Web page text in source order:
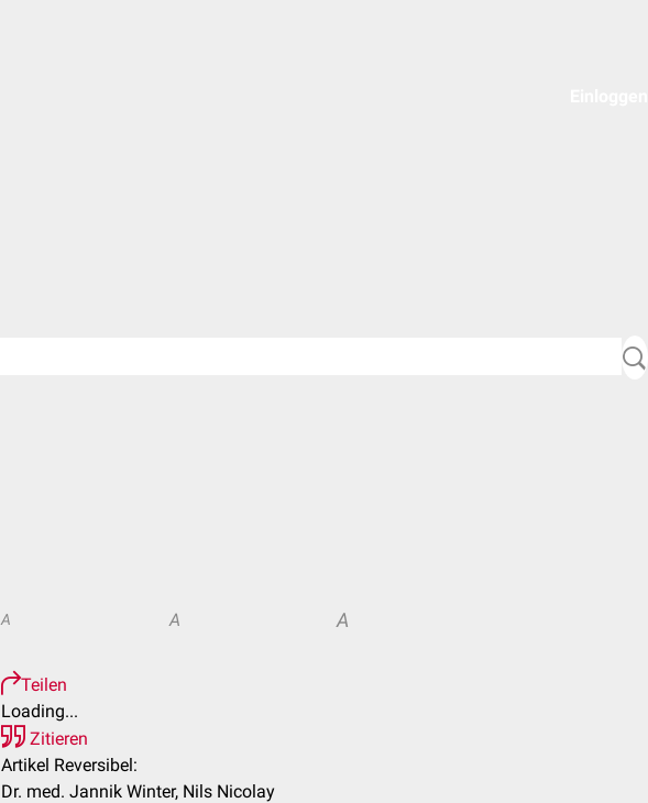
A A A
Teilen
Loading...
Zitieren
Artikel Reversibel:
Dr. med. Jannik Winter, Nils Nicolay